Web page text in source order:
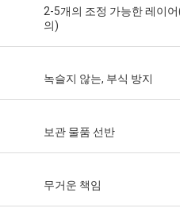
2-5개의 조정 가능한 레이
의)
녹슬지 않는, 부식 방지
보관 물품 선반
무거운 책임